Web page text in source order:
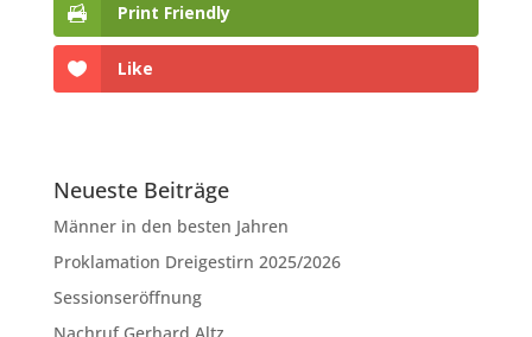
Print Friendly
Like
Neueste Beiträge
Männer in den besten Jahren
Proklamation Dreigestirn 2025/2026
Sessionseröffnung